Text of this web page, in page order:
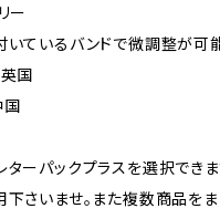
ー
いるバンドで微調整が可能
国
ーパックプラスを選択でき
さいませ。また複数商品を